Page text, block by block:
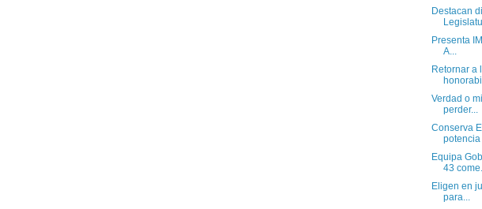
Destacan
Presenta
A...
Retornar a
Verdad o
perder...
Conserva
potencia
Equipa
43
Eligen en
para...